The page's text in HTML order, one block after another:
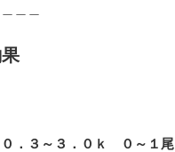
．３～３．０ｋ ０～１尾